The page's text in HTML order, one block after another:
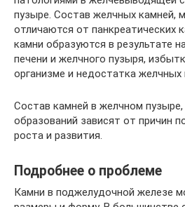
пузыре. Состав желчных камней,
отличаются от панкреатических
камни образуются в результате
печени и желчного пузыря,
организме и недостатка желчных
Состав камней в желчном пузыре,
образований зависят от причин
роста и развития.
Подробнее о проблеме
Камни в поджелудочной железе